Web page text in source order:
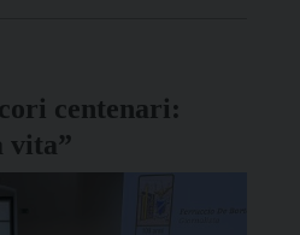
centenari:
vita”